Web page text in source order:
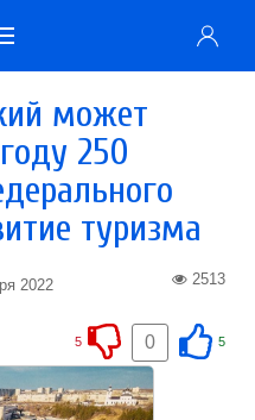
может
250
туризма
2022 2513
5
0
5